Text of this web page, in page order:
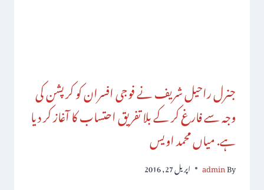
جنرل راحیل شریف نے فوجی افسران کو کرپشن کی
وجہ سے فارغ کر کے بلا تفریق احتساب کا آغاز کر دیا
ہے. میاں محمد اویس
By
admin اپریل 27, 2016